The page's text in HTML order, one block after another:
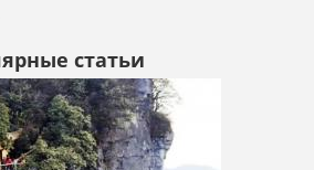
статьи